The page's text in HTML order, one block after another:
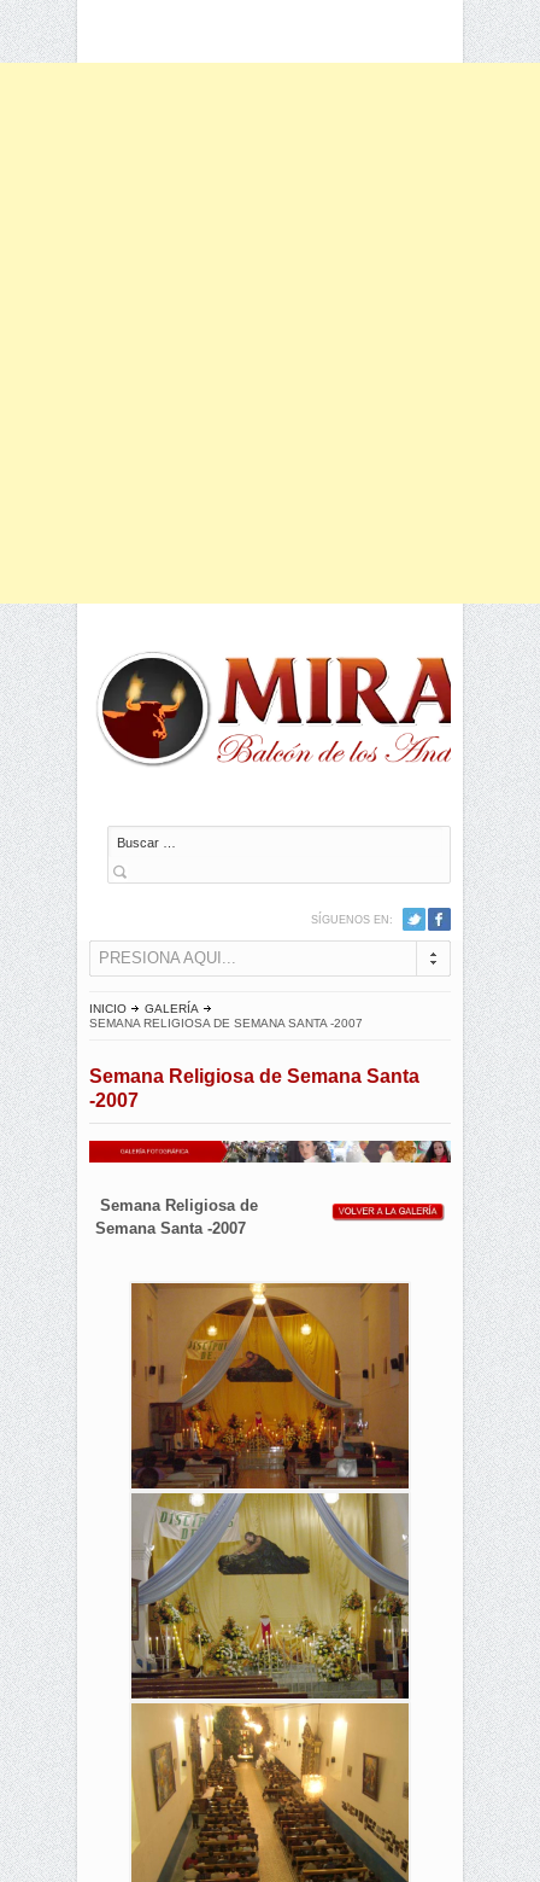
Buscar
SÍGUENOS EN:
PRESIONA AQUI...
INICIO
GALERÍA
SEMANA RELIGIOSA DE SEMANA SANTA -2007
Semana Religiosa de Semana Santa
-2007
Semana Religiosa de
Semana Santa -2007